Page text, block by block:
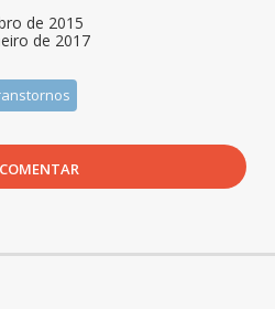
de 2015
de 2017
COMENTAR